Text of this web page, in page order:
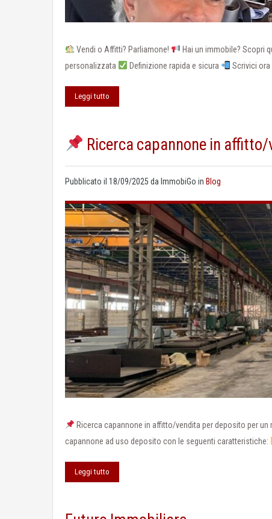
Vendi o Affitti? Parliamone! Hai un immobile? Scopri
personalizzata
Definizione rapida e sicura Scrivici ora
Leggi tutto
Ricerca capannone in
Pubblicato il 18/09/2025 da ImmobiGo in Blog
Ricerca capannone in affitto/vendita per deposito per
capannone ad uso deposito con le seguenti caratteristiche:
Leggi tutto